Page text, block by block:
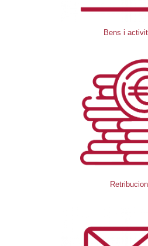
Bens i